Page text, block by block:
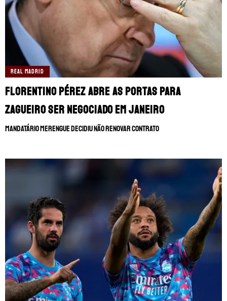
REAL MADRID
Florentino Pérez abre as portas para
zagueiro ser negociado em janeiro
Mandatário merengue decidiu não renovar contrato